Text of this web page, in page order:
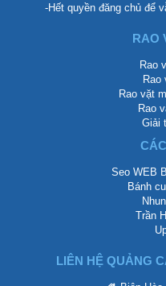
-Hết quyền đăng chủ để
RAO
Rao
Rao
Rao vặt
Rao
Giải
Seo WEB
Bánh
Trần
LIÊN HỆ QUẢNG